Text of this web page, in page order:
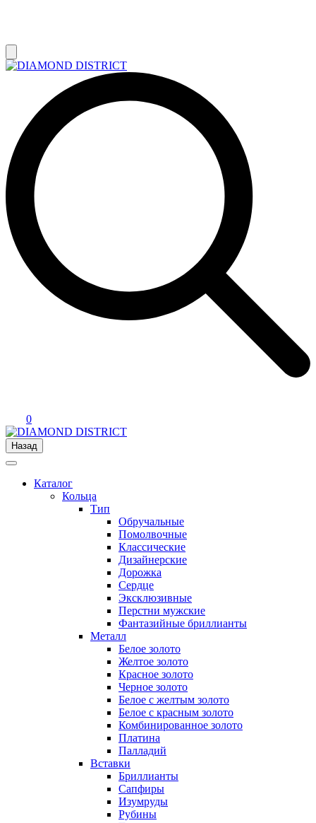
0
Назад
Каталог
Кольца
Тип
Обручальные
Помолвочные
Классические
Дизайнерские
Дорожка
Сердце
Эксклюзивные
Перстни мужские
Фантазийные бриллианты
Металл
Белое золото
Желтое золото
Красное золото
Черное золото
Белое с желтым золото
Белое с красным золото
Комбинированное золото
Платина
Палладий
Вставки
Бриллианты
Сапфиры
Изумруды
Рубины